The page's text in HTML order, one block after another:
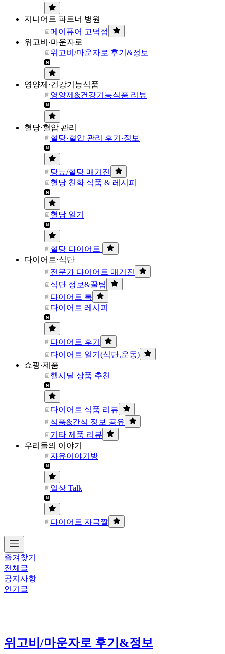
지니어트 파트너 병원
메이퓨어 고덕점
위고비·마운자로
위고비/마운자로 후기&정보
영양제·건강기능식품
영양제&건강기능식품 리뷰
혈당·혈압 관리
혈당·혈압 관리 후기·정보
당뇨/혈당 매거진
혈당 친화 식품 & 레시피
혈당 일기
혈당 다이어트
다이어트·식단
전문가 다이어트 매거진
식단 정보&꿀팁
다이어트 톡
다이어트 레시피
다이어트 후기
다이어트 일기(식단,운동)
쇼핑·제품
헬시딜 상품 추천
다이어트 식품 리뷰
식품&간식 정보 공유
기타 제품 리뷰
우리들의 이야기
자유이야기방
일상 Talk
다이어트 자극짤
즐겨찾기
전체글
공지사항
인기글
위고비/마운자로 후기&정보